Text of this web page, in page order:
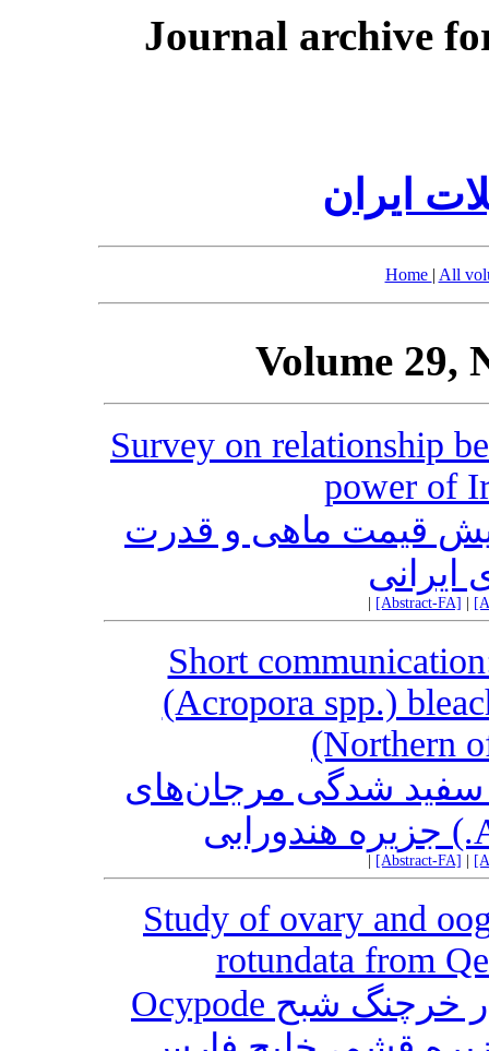
Journal archive
ایران
Home | All
Volume 29,
Survey on relationship
power of
قیمت ماهی و قدرت
ایرانی
[Abstract-FA]
Short
(Acropora spp.)
(Northern
سفید شدگی مرجان‌‌های
[Abstract-FA]
Study of ovary and
rotundata from
مطالعه تخمدان و تخمک‌‌زایی در خرچنگ شبح Ocypode